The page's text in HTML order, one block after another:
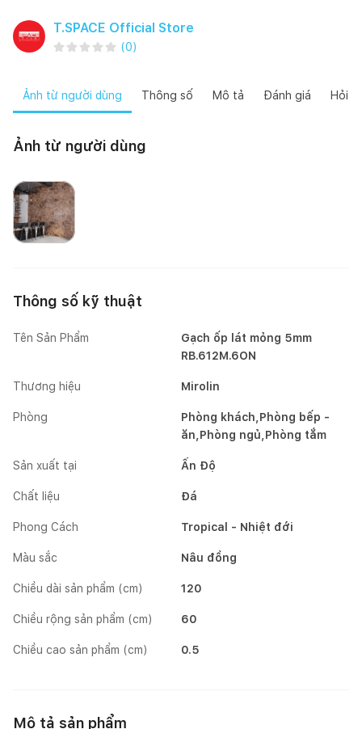
T.SPACE Official Store
(0)
Ảnh từ người dùng Thông số Mô tả Đánh giá Hỏi
Ảnh từ người dùng
T.SPACE Việt Nam
Thông số kỹ thuật
Tên Sản Phẩm
Gạch ốp lát mỏng 5mm
RB.612M.6ON
Thương hiệu Mirolin
Phòng
Phòng khách,Phòng bếp -
ăn,Phòng ngủ,Phòng tắm
Sản xuất tại Ấn Độ
Chất liệu Đá
Phong Cách Tropical - Nhiệt đới
Màu sắc Nâu đồng
Chiều dài sản phẩm (cm) 120
Chiều rộng sản phẩm (cm) 60
Chiều cao sản phẩm (cm) 0.5
Mô tả sản phẩm